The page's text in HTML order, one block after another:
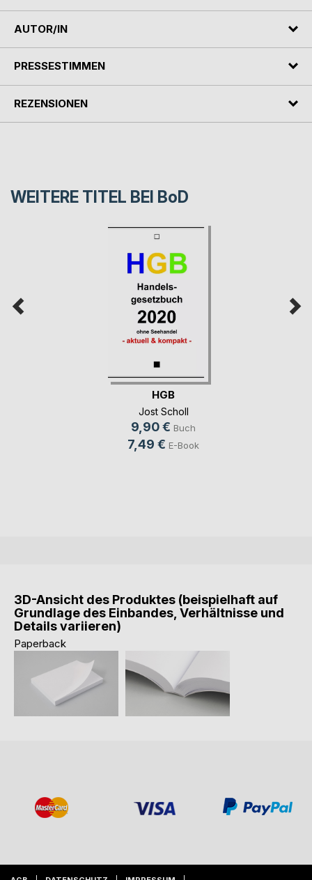
AUTOR/IN
PRESSESTIMMEN
REZENSIONEN
WEITERE TITEL BEI BoD
HGB
Jost Scholl
9,90 € Buch
7,49 € E-Book
3D-Ansicht des Produktes (beispielhaft auf
Grundlage des Einbandes, Verhältnisse und
Details variieren)
Paperback